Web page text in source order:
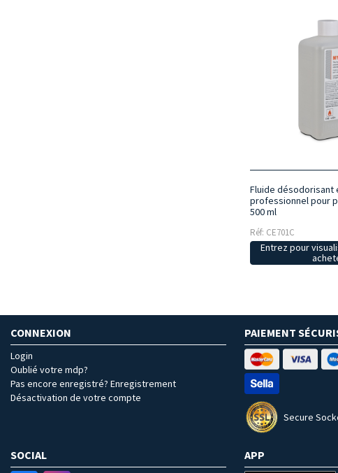
Fluide désodorisant
professionnel pour
500 ml
Réf: CE701C
Entrez pour
CONNEXION
Login
Oublié votre mdp?
Pas encore enregistré? Enregistrement
Désactivation de votre compte
PAIEMENT
Secure
SOCIAL APP